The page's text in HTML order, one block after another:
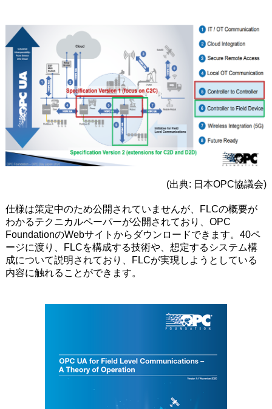
(出典: 日本OPC協議会)
仕様は策定中のため公開されていませんが、FLCの概要が
わかるテクニカルペーパーが公開されており、OPC
FoundationのWebサイトからダウンロードできます。40ペ
ージに渡り、FLCを構成する技術や、想定するシステム構
成について説明されており、FLCが実現しようとしている
内容に触れることができます。